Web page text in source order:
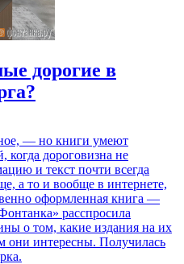
дорогие в
— но книги умеют
когда дороговизна не
и текст почти всегда
а то и вообще в интернете,
оформленная книга —
расспросила
о том, какие издания на их
они интересны. Получилась